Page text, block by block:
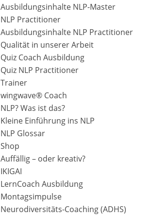
Ausbildungsinhalte NLP-Master
NLP Practitioner
Ausbildungsinhalte NLP Practitioner
Qualität in unserer Arbeit
Quiz Coach Ausbildung
Quiz NLP Practitioner
Trainer
wingwave® Coach
NLP? Was ist das?
Kleine Einführung ins NLP
NLP Glossar
Shop
Auffällig – oder kreativ?
IKIGAI
LernCoach Ausbildung
Montagsimpulse
Neurodiversitäts-Coaching (ADHS)